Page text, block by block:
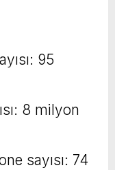
95
8 milyon
sayısı: 74